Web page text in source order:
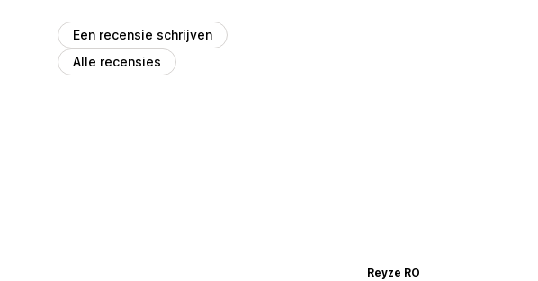
Een recensie schrijven
Alle recensies
Reyze RO